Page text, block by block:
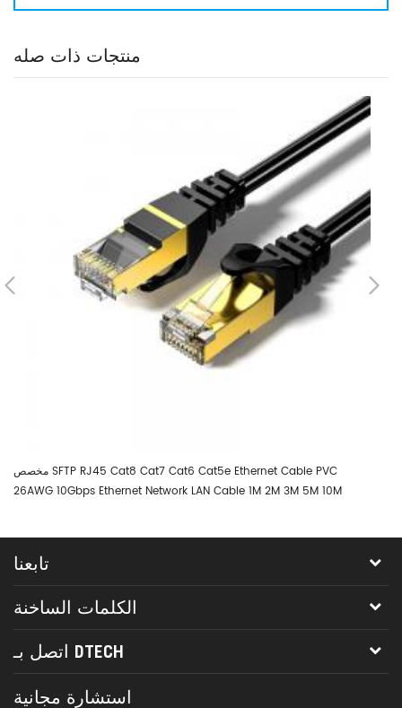
منتجات ذات صله
مخصص SFTP RJ45 Cat8 Cat7 Cat6 Cat5e Ethernet Cable PVC
26AWG 10Gbps Ethernet Network LAN Cable 1M 2M 3M 5M 10M
تابعنا
الكلمات الساخنة
اتصل بـ DTECH
استشارة مجانية